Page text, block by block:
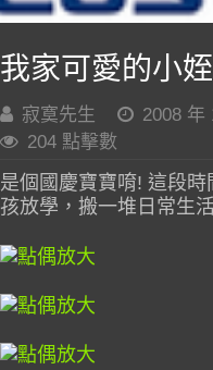
我家可愛的小
寂寞先生 2008 年
204 點擊數
是個國慶寶寶唷! 這段
孩放學，搬一堆日常生